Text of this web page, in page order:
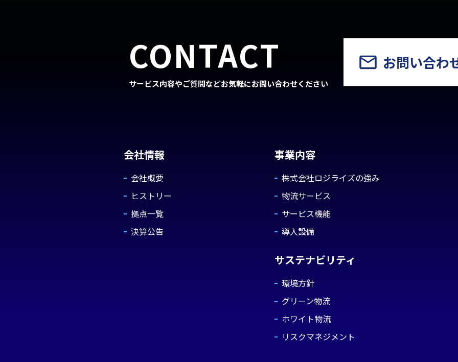
CONTACT
サービス内容やご質問などお気軽にお問い合わせください
お問い合わ
会社情報
会社概要
ヒストリー
拠点一覧
決算公告
事業内容
株式会社ロジライズの強み
物流サービス
サービス機能
導入設備
サステナビリティ
環境方針
グリーン物流
ホワイト物流
リスクマネジメント